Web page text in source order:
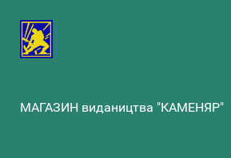
МАГАЗИН видаництва "КАМЕНЯР"